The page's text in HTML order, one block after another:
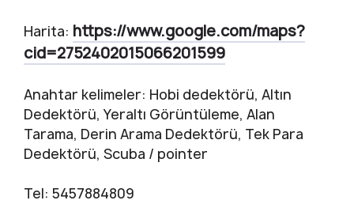
Harita: https://www.google.com/maps?
cid=2752402015066201599
Anahtar kelimeler: Hobi dedektörü, Altın
Dedektörü, Yeraltı Görüntüleme, Alan
Tarama, Derin Arama Dedektörü, Tek Para
Dedektörü, Scuba / pointer
Tel: 5457884809